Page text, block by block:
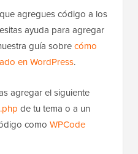
agregues código a los
ayuda para agregar
guía sobrecómo
en WordPress.
agregar el siguiente
de tu tema o a un
como WPCode